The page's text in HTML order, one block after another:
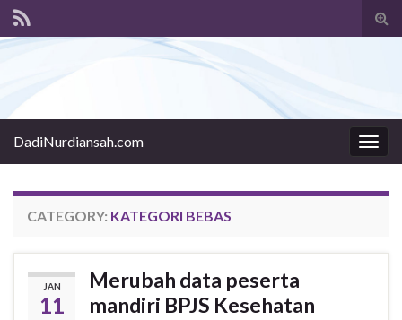
DadiNurdiansah.com
CATEGORY: KATEGORI BEBAS
JAN
11
Merubah data peserta
mandiri BPJS Kesehatan